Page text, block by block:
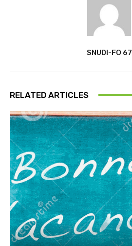
SNUDI-FO 67
RELATED ARTICLES